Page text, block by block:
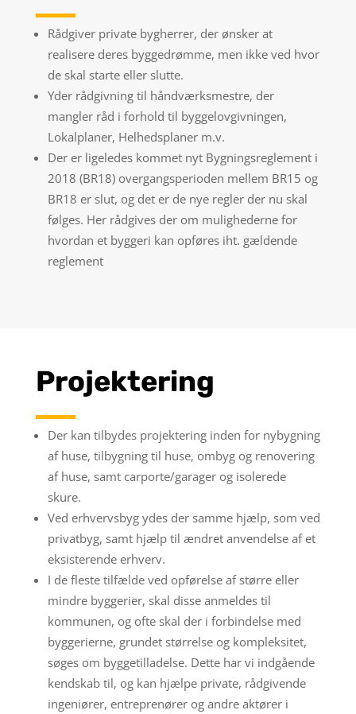
Rådgiver private bygherrer, der ønsker at
realisere deres byggedrømme, men ikke ved hvor
de skal starte eller slutte.
Yder rådgivning til håndværksmestre, der
mangler råd i forhold til byggelovgivningen,
Lokalplaner, Helhedsplaner m.v.
Der er ligeledes kommet nyt Bygningsreglement i
2018 (BR18) overgangsperioden mellem BR15 og
BR18 er slut, og det er de nye regler der nu skal
følges. Her rådgives der om mulighederne for
hvordan et byggeri kan opføres iht. gældende
reglement
Projektering
Der kan tilbydes projektering inden for nybygning
af huse, tilbygning til huse, ombyg og renovering
af huse, samt carporte/garager og isolerede
skure.
Ved erhvervsbyg ydes der samme hjælp, som ved
privatbyg, samt hjælp til ændret anvendelse af et
eksisterende erhverv.
I de fleste tilfælde ved opførelse af større eller
mindre byggerier, skal disse anmeldes til
kommunen, og ofte skal der i forbindelse med
byggerierne, grundet størrelse og kompleksitet,
søges om byggetilladelse. Dette har vi indgående
kendskab til, og kan hjælpe private, rådgivende
ingeniører, entreprenører og andre aktører i